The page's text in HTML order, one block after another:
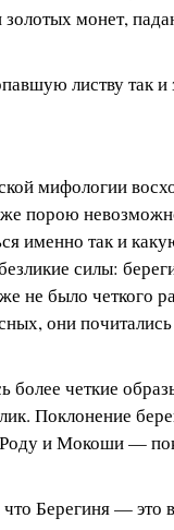
золотых монет,
листву так
мифологии
порою
именно так и
силы:
не было четкого
они
более четкие
Поклонение
Роду и Мокоши —
Берегиня — это